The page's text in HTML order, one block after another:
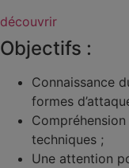
découvrir
Objectifs :
Connaissance
formes
techniques ;
Une attention